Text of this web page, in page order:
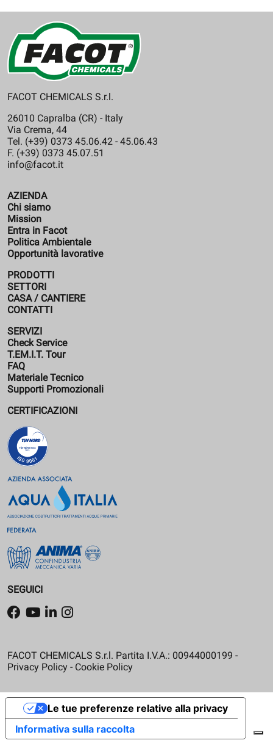
FACOT CHEMICALS S.r.l.
26010 Capralba (CR) - Italy
Via Crema, 44
Tel. (+39) 0373 45.06.42 - 45.06.43
F. (+39) 0373 45.07.51
info@facot.it
AZIENDA
Chi siamo
Mission
Entra in Facot
Politica Ambientale
Opportunità lavorative
PRODOTTI
SETTORI
CASA / CANTIERE
CONTATTI
SERVIZI
Check Service
T.EM.I.T. Tour
FAQ
Materiale Tecnico
Supporti Promozionali
CERTIFICAZIONI
SEGUICI
FACOT CHEMICALS S.r.l. Partita I.V.A.: 00944000199 -
Privacy Policy - Cookie Policy
Informativa sulla raccolta
Le tue preferenze relative alla privacy